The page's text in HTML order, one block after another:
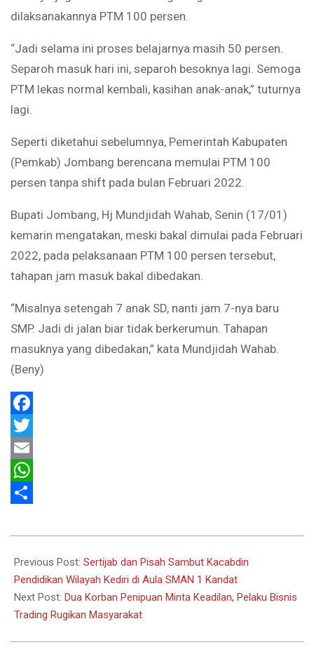
dilaksanakannya PTM 100 persen.
“Jadi selama ini proses belajarnya masih 50 persen.
Separoh masuk hari ini, separoh besoknya lagi. Semoga
PTM lekas normal kembali, kasihan anak-anak,” tuturnya
lagi.
Seperti diketahui sebelumnya, Pemerintah Kabupaten
(Pemkab) Jombang berencana memulai PTM 100
persen tanpa shift pada bulan Februari 2022.
Bupati Jombang, Hj Mundjidah Wahab, Senin (17/01)
kemarin mengatakan, meski bakal dimulai pada Februari
2022, pada pelaksanaan PTM 100 persen tersebut,
tahapan jam masuk bakal dibedakan.
“Misalnya setengah 7 anak SD, nanti jam 7-nya baru
SMP. Jadi di jalan biar tidak berkerumun. Tahapan
masuknya yang dibedakan,” kata Mundjidah Wahab.
(Beny)
Facebook
Twitter
Email
WhatsApp
01-
18
Previous Post: Sertijab dan Pisah Sambut Kacabdin
Pendidikan Wilayah Kediri di Aula SMAN 1 Kandat
Next Post: Dua Korban Penipuan Minta Keadilan, Pelaku Bisnis
Trading Rugikan Masyarakat